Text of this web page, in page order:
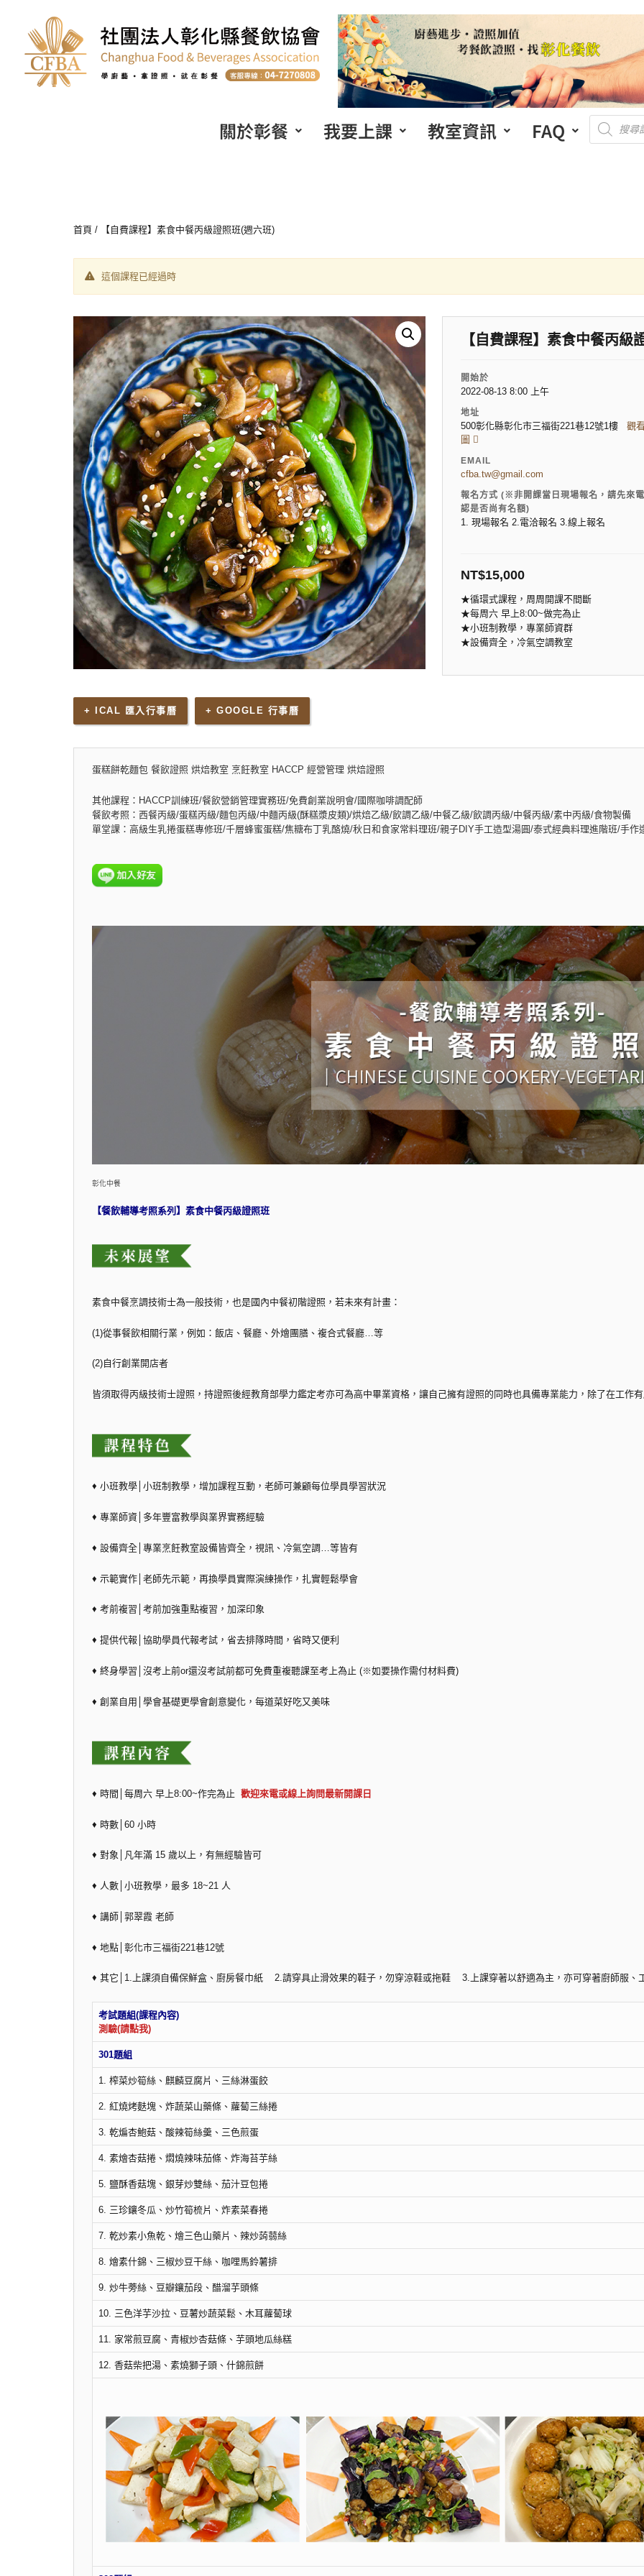
關於彰餐 我要上課 教室資訊 FAQ
首頁 / 【自費課程】素食中餐丙級證照班(週六班)
這個課程已經過時
【自費課程】素食中餐丙級
開始於
2022-08-13 8:00 上午
地址
500彰化縣彰化市三福街221巷12號1樓 觀
圖
EMAIL
cfba.tw@gmail.com
報名方式 (※非開課當日現場報名，請先來
認是否尚有名額)
1. 現場報名 2.電洽報名 3.線上報名
NT$15,000
★循環式課程，周周開課不間斷
★每周六 早上8:00~做完為止
★小班制教學，專業師資群
★設備齊全，冷氣空調教室
+ ICAL 匯入行事曆 + GOOGLE 行事曆
蛋糕餅乾麵包 餐飲證照 烘焙教室 烹飪教室 HACCP 經營管理 烘焙證照
其他課程：HACCP訓練班/餐飲營銷管理實務班/免費創業說明會/國際咖啡調配師
餐飲考照：西餐丙級/蛋糕丙級/麵包丙級/中麵丙級(酥糕漿皮類)/烘焙乙級/飲調乙級/中餐乙級/飲調丙級/中餐丙級/素中丙級/食物製備
單堂課：高級生乳捲蛋糕專修班/千層蜂蜜蛋糕/焦糖布丁乳酪燒/秋日和食家常料理班/親子DIY手工造型湯圓/泰式經典料理進階班/手
彰化中餐
【餐飲輔導考照系列】素食中餐丙級證照班
素食中餐烹調技術士為一般技術，也是國內中餐初階證照，若未來有計畫：
(1)從事餐飲相關行業，例如：飯店、餐廳、外燴團膳、複合式餐廳…等
(2)自行創業開店者
皆須取得丙級技術士證照，持證照後經教育部學力鑑定考亦可為高中畢業資格，讓自己擁有證照的同時也具備專業能力，除了在工作
♦ 小班教學│小班制教學，增加課程互動，老師可兼顧每位學員學習狀況
♦ 專業師資│多年豐富教學與業界實務經驗
♦ 設備齊全│專業烹飪教室設備皆齊全，視訊、冷氣空調…等皆有
♦ 示範實作│老師先示範，再換學員實際演練操作，扎實輕鬆學會
♦ 考前複習│考前加強重點複習，加深印象
♦ 提供代報│協助學員代報考試，省去排隊時間，省時又便利
♦ 終身學習│沒考上前or還沒考試前都可免費重複聽課至考上為止 (※如要操作需付材料費)
♦ 創業自用│學會基礎更學會創意變化，每道菜好吃又美味
♦ 時間│每周六 早上8:00~作完為止 歡迎來電或線上詢問最新開課日
♦ 時數│60 小時
♦ 對象│凡年滿 15 歲以上，有無經驗皆可
♦ 人數│小班教學，最多 18~21 人
♦ 講師│郭翠霞 老師
♦ 地點│彰化市三福街221巷12號
♦ 其它│1.上課須自備保鮮盒、廚房餐巾紙 2.請穿具止滑效果的鞋子，勿穿涼鞋或拖鞋 3.上課穿著以舒適為主，亦可穿著廚師服、
考試題組(課
測驗(請點我)
301題組
1. 榨菜炒筍絲、麒麟豆腐片、三絲淋蛋餃
2. 紅燒烤麩塊、炸蔬菜山藥條、蘿蔔三絲捲
3. 乾煸杏鮑菇、酸辣筍絲羹、三色煎蛋
4. 素燴杏菇捲、燜燒辣味茄條、炸海苔芋絲
5. 鹽酥香菇塊、銀芽炒雙絲、茄汁豆包捲
6. 三珍鑲冬瓜、炒竹筍梳片、炸素菜春捲
7. 乾炒素小魚乾、燴三色山藥片、辣炒蒟蒻絲
8. 燴素什錦、三椒炒豆干絲、咖哩馬鈴薯排
9. 炒牛蒡絲、豆瓣鑲茄段、醋溜芋頭條
10. 三色洋芋沙拉、豆薯炒蔬菜鬆、木耳蘿蔔球
11. 家常煎豆腐、青椒炒杏菇條、芋頭地瓜絲糕
12. 香菇柴把湯、素燒獅子頭、什錦煎餅